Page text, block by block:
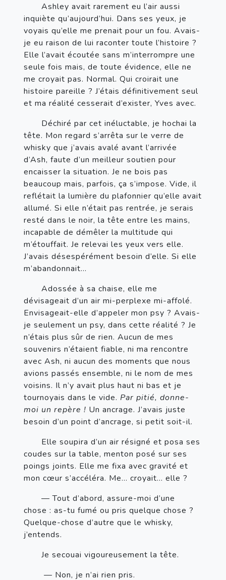
Ashley avait rarement eu l’air aussi
inquiète qu’aujourd’hui. Dans ses yeux, je
voyais qu’elle me prenait pour un fou. Avais-
je eu raison de lui raconter toute l’histoire ?
Elle l’avait écoutée sans m’interrompre une
seule fois mais, de toute évidence, elle ne
me croyait pas. Normal. Qui croirait une
histoire pareille ? J’étais définitivement seul
et ma réalité cesserait d’exister, Yves avec.
Déchiré par cet inéluctable, je hochai la
tête. Mon regard s’arrêta sur le verre de
whisky que j’avais avalé avant l’arrivée
d’Ash, faute d’un meilleur soutien pour
encaisser la situation. Je ne bois pas
beaucoup mais, parfois, ça s’impose. Vide, il
reflétait la lumière du plafonnier qu’elle avait
allumé. Si elle n’était pas rentrée, je serais
resté dans le noir, la tête entre les mains,
incapable de démêler la multitude qui
m’étouffait. Je relevai les yeux vers elle.
J’avais désespérément besoin d’elle. Si elle
m’abandonnait…
Adossée à sa chaise, elle me
dévisageait d’un air mi-perplexe mi-affolé.
Envisageait-elle d’appeler mon psy ? Avais-
je seulement un psy, dans cette réalité ? Je
n’étais plus sûr de rien. Aucun de mes
souvenirs n’étaient fiable, ni ma rencontre
avec Ash, ni aucun des moments que nous
avions passés ensemble, ni le nom de mes
voisins. Il n’y avait plus haut ni bas et je
tournoyais dans le vide. Par pitié, donne-
moi un repère ! Un ancrage. J’avais juste
besoin d’un point d’ancrage, si petit soit-il.
Elle soupira d’un air résigné et posa ses
coudes sur la table, menton posé sur ses
poings joints. Elle me fixa avec gravité et
mon cœur s’accéléra. Me… croyait… elle ?
— Tout d’abord, assure-moi d’une
chose : as-tu fumé ou pris quelque chose ?
Quelque-chose d’autre que le whisky,
j’entends.
Je secouai vigoureusement la tête.
— Non, je n’ai rien pris.